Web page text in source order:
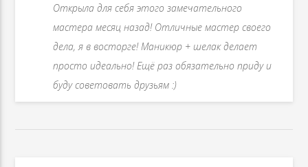
Открыла для себя этого замечательного
мастера месяц назад! Отличные мастер своего
дела, я в восторге! Маникюр + шелак делает
просто идеально! Ещё раз обязательно приду и
буду советовать друзьям :)